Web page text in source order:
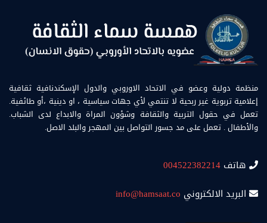
منظمة دولية وعضو في الاتحاد الاوروبي والدول الإسكندنافية ثقافية
إعلامية تربوية غير ربحية لا تنتمي لأي جهات سياسية ، او دينية ،أو طائفية.
تعمل في حقول التربية والثقافة وشؤون المراة والابداع لدى الشباب.
والأطفال . تعمل على مد جسور التواصل بين المهجر والبلد الاصل.
هاتف 004522382214
البريد الالكتروني info@hamsaat.co